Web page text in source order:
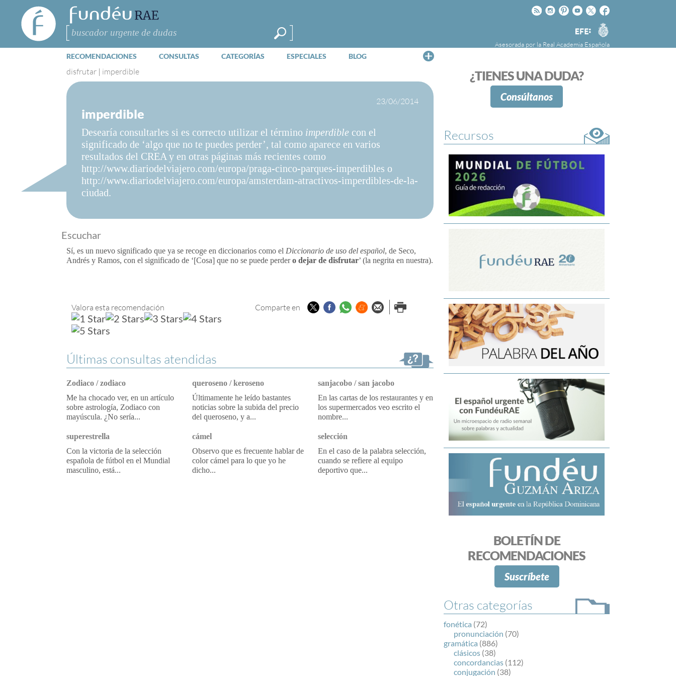
FundéuRAE
- Fundación
del Español
Urgente
Buscar
Facebook
Twitter
Youtube
Pinteres
Instagram
Rss
Agencia
EFE
Asesorada por la Real Academia Española
RECOMENDACIONES CONSULTAS CATEGORÍAS ESPECIALES BLOG
FundéuRAE es una fundación patrocinada por
la Agencia Efe y la Real Academia Española,
cuyo objetivo es colaborar con el buen uso del
¿TIENES UNA DUDA?
Consúltanos
disfrutar | imperdible
23/06/2014
imperdible
Desearía consultarles si es correcto utilizar el término imperdible con el
significado de ‘algo que no te puedes perder’, tal como aparece en varios
resultados del CREA y en otras páginas más recientes como
http://www.diariodelviajero.com/europa/praga-cinco-parques-imperdibles o
http://www.diariodelviajero.com/europa/amsterdam-atractivos-imperdibles-de-la-
ciudad.
Escuchar
Sí, es un nuevo significado que ya se recoge en diccionarios como el Diccionario de uso del español, de Seco,
Andrés y Ramos, con el significado de ‘[Cosa] que no se puede perdero dejar de disfrutar’ (la negrita en nuestra).
Valora esta recomendación Comparte en TwitterFacebook
Whatsapp
Menéame
Enviar porImprimir
Últimas consultas atendidas
Zodiaco / zodiaco
Me ha chocado ver, en un artículo
sobre astrología, Zodiaco con
mayúscula. ¿No sería...
queroseno / keroseno
Últimamente he leído bastantes
noticias sobre la subida del precio
del queroseno, y a...
sanjacobo / san jacobo
En las cartas de los restaurantes y en
los supermercados veo escrito el
nombre...
superestrella
Con la victoria de la selección
española de fútbol en el Mundial
masculino, está...
cámel
Observo que es frecuente hablar de
color cámel para lo que yo he
dicho...
selección
En el caso de la palabra selección,
cuando se refiere al equipo
deportivo que...
Recursos
BOLETÍN DE
RECOMENDACIONES
Suscríbete
Otras categorías
fonética (72)
pronunciación (70)
gramática (886)
clásicos (38)
concordancias (112)
conjugación (38)